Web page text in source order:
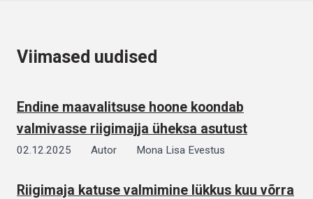
Viimased uudised
Endine maavalitsuse hoone koondab
valmivasse riigimajja üheksa asutust
02.12.2025 Autor Mona Lisa Evestus
Riigimaja katuse valmimine lükkus kuu võrra